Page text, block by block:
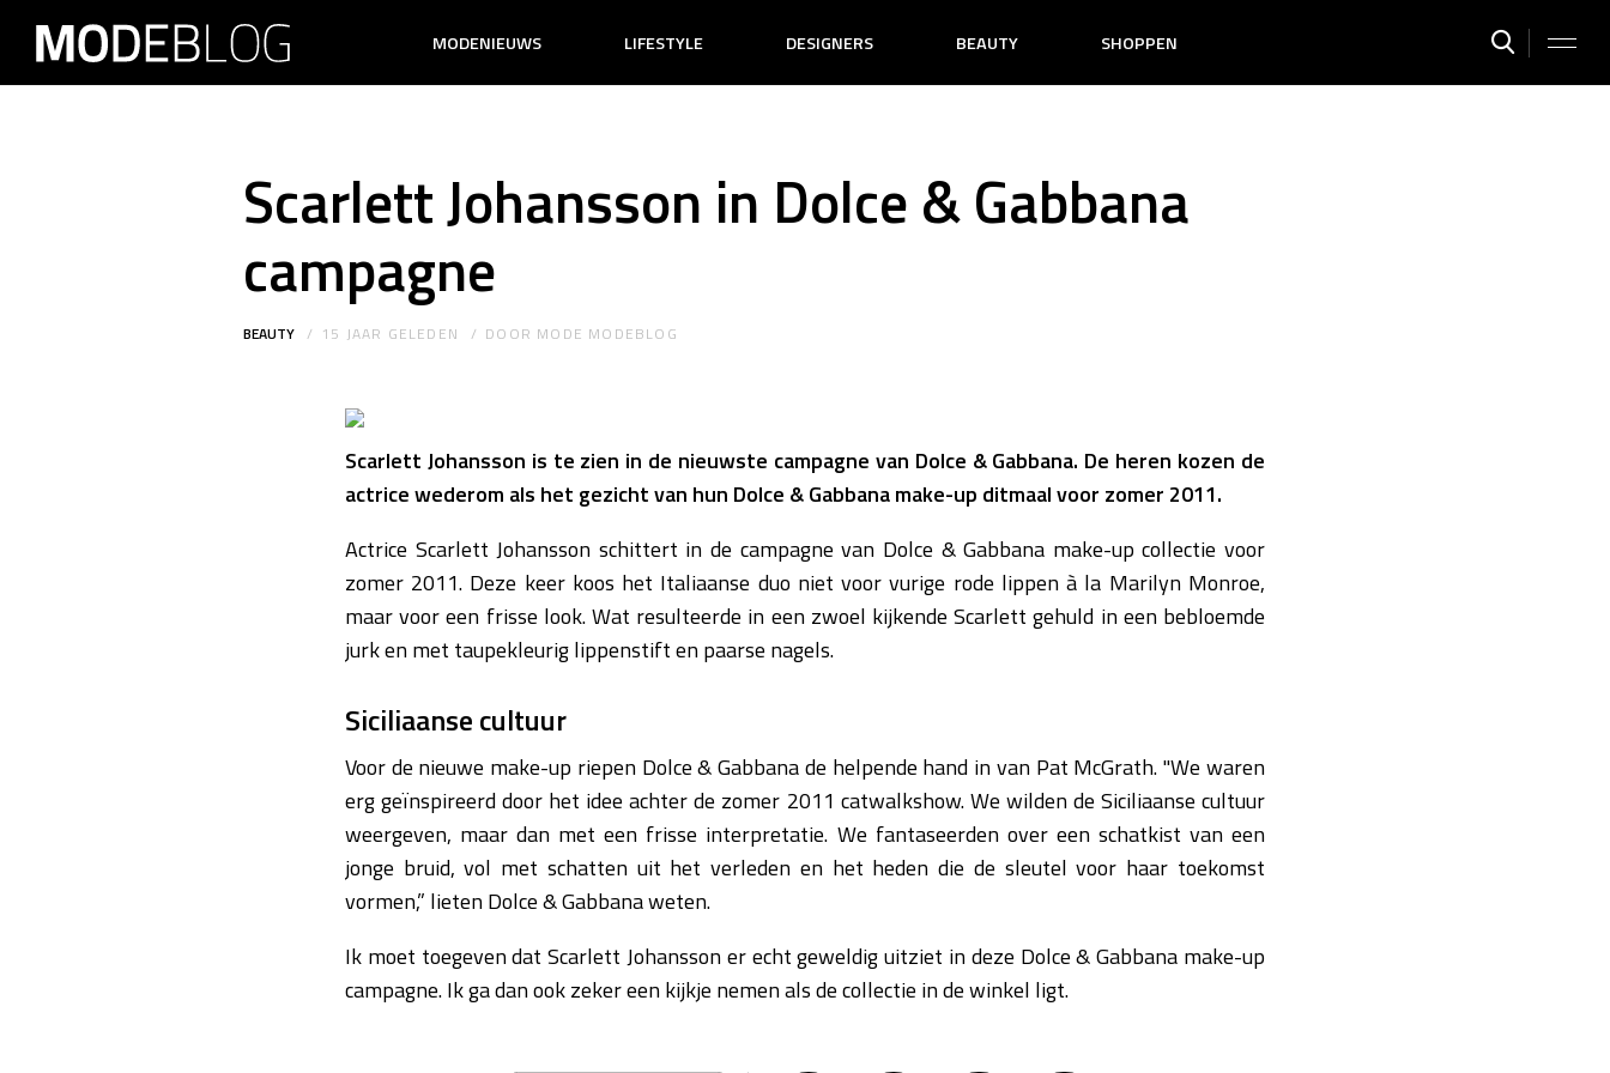
MODENIEUWS LIFESTYLE DESIGNERS BEAUTY SHOPPEN
Scarlett Johansson in Dolce & Gabbana
campagne
BEAUTY 15 JAAR GELEDEN DOOR MODE MODEBLOG
Scarlett Johansson is te zien in de nieuwste campagne van Dolce & Gabbana. De heren kozen de
actrice wederom als het gezicht van hun Dolce & Gabbana make-up ditmaal voor zomer 2011.
Actrice Scarlett Johansson schittert in de campagne van Dolce & Gabbana make-up collectie voor
zomer 2011. Deze keer koos het Italiaanse duo niet voor vurige rode lippen à la Marilyn Monroe,
maar voor een frisse look. Wat resulteerde in een zwoel kijkende Scarlett gehuld in een bebloemde
jurk en met taupekleurig lippenstift en paarse nagels.
Siciliaanse cultuur
Voor de nieuwe make-up riepen Dolce & Gabbana de helpende hand in van Pat McGrath. "We waren
erg geïnspireerd door het idee achter de zomer 2011 catwalkshow. We wilden de Siciliaanse cultuur
weergeven, maar dan met een frisse interpretatie. We fantaseerden over een schatkist van een
jonge bruid, vol met schatten uit het verleden en het heden die de sleutel voor haar toekomst
vormen,” lieten Dolce & Gabbana weten.
Ik moet toegeven dat Scarlett Johansson er echt geweldig uitziet in deze Dolce & Gabbana make-up
campagne. Ik ga dan ook zeker een kijkje nemen als de collectie in de winkel ligt.